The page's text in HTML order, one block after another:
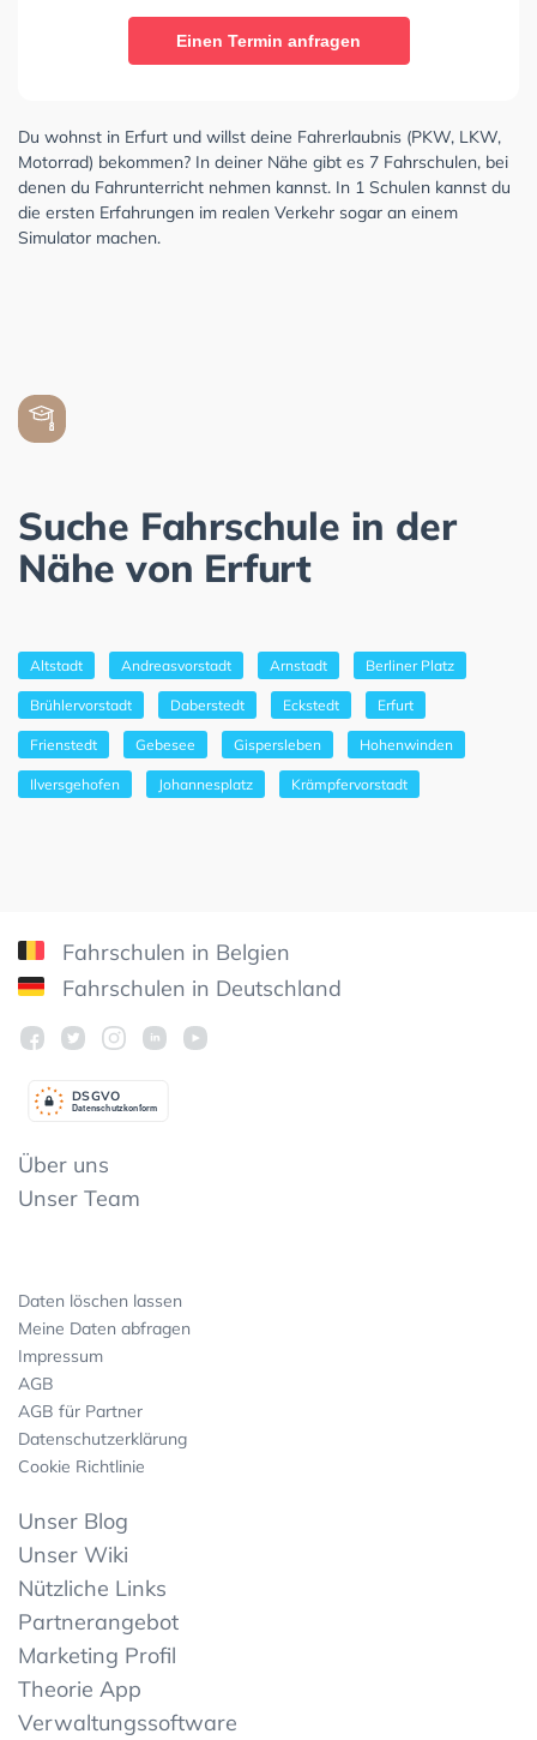
Einen Termin anfragen
Du wohnst in Erfurt und willst deine Fahrerlaubnis (PKW, LKW,
Motorrad) bekommen? In deiner Nähe gibt es 7 Fahrschulen, bei
denen du Fahrunterricht nehmen kannst. In 1 Schulen kannst du
die ersten Erfahrungen im realen Verkehr sogar an einem
Simulator machen.
Suche Fahrschule in der
Nähe von Erfurt
Altstadt Andreasvorstadt Arnstadt Berliner Platz
Brühlervorstadt Daberstedt Eckstedt Erfurt
Frienstedt Gebesee Gispersleben Hohenwinden
Ilversgehofen Johannesplatz Krämpfervorstadt
Fahrschulen in Belgien
Fahrschulen in Deutschland
Datenschutzkonform
DSGVO
Über uns
Unser Team
Daten löschen lassen
Meine Daten abfragen
Impressum
AGB
AGB für Partner
Datenschutzerklärung
Cookie Richtlinie
Unser Blog
Unser Wiki
Nützliche Links
Partnerangebot
Marketing Profil
Theorie App
Verwaltungssoftware